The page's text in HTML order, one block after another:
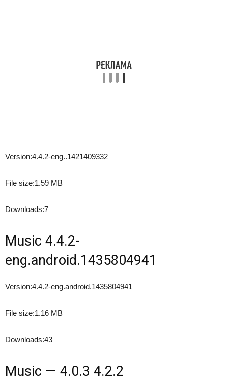
Version:4.4.2-eng..1421409332
File size:1.59 MB
Downloads:7
Music 4.4.2-
eng.android.1435804941
Version:4.4.2-eng.android.1435804941
File size:1.16 MB
Downloads:43
Music — 4.0.3 4.2.2